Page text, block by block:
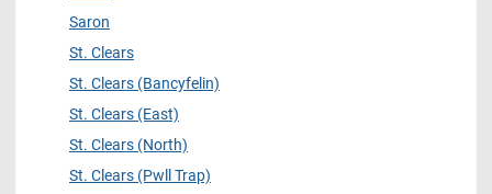
Saron
St. Clears
St. Clears (Bancyfelin)
St. Clears (East)
St. Clears (North)
St. Clears (Pwll Trap)